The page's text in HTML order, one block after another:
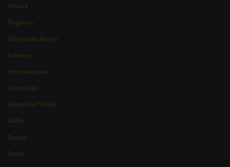
Música
Negócios
Objetos de Desejo
Sabores
Sem categoria
StatusKids
StatusKor World
TalKs
Tennis
Todos